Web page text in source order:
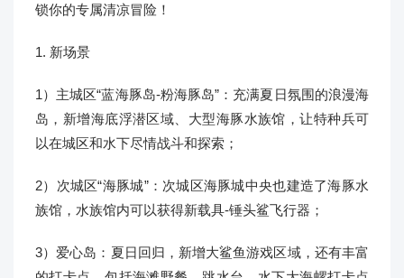
锁你的专属清凉冒险！
1. 新场景
1）主城区“蓝海豚岛-粉海豚岛”：充满夏日氛围的浪漫海
岛，新增海底浮潜区域、大型海豚水族馆，让特种兵可
以在城区和水下尽情战斗和探索；
2）次城区“海豚城”：次城区海豚城中央也建造了海豚水
族馆，水族馆内可以获得新载具-锤头鲨飞行器；
3）爱心岛：夏日回归，新增大鲨鱼游戏区域，还有丰富